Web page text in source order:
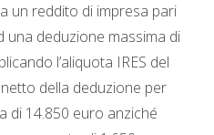
un reddito di impresa pari
una deduzione massima di
l’aliquota IRES del
della deduzione per
di 14.850 euro anziché